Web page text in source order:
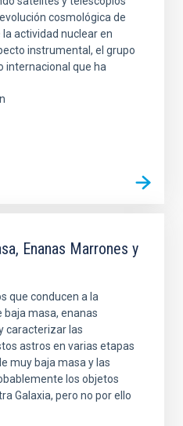
cosmológica de
la actividad nuclear en
instrumental, el grupo
internacional que ha
Enanas Marrones y
que conducen a la
masa, enanas
caracterizar las
astros en varias etapas
muy baja masa y las
los objetos
Galaxia, pero no por ello